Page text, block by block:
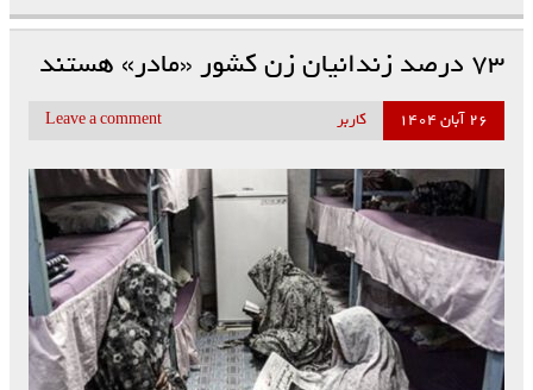
۷۳ درصد زندانیان زن کشور «مادر» هستند
۲۶ آبان ۱۴۰۴ کاربر Leave a comment